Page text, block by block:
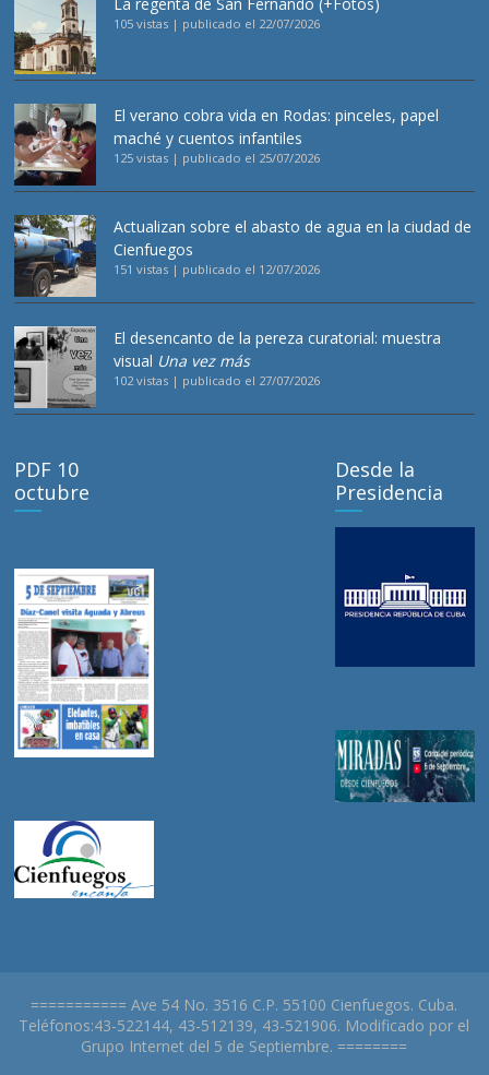
105 vistas | publicado el 22/07/2026
El verano cobra vida en Rodas: pinceles, papel
maché y cuentos infantiles
125 vistas | publicado el 25/07/2026
Actualizan sobre el abasto de agua en la ciudad de
Cienfuegos
151 vistas | publicado el 12/07/2026
El desencanto de la pereza curatorial: muestra
visual Una vez más
102 vistas | publicado el 27/07/2026
PDF 10
octubre
Desde la
Presidencia
=========== Ave 54 No. 3516 C.P. 55100 Cienfuegos. Cuba.
Teléfonos:43-522144, 43-512139, 43-521906. Modificado por el
Grupo Internet del 5 de Septiembre. ========